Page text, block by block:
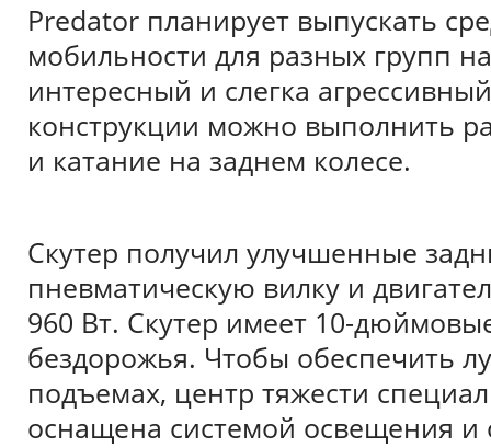
Predator планирует выпускать
мобильности для разных групп
интересный и слегка
конструкции можно выполнить
и катание на заднем колесе.
Скутер получил улучшенные
пневматическую вилку и
960 Вт. Скутер имеет 10-
бездорожья. Чтобы обеспечить
подъемах, центр тяжести
оснащена системой освещения и